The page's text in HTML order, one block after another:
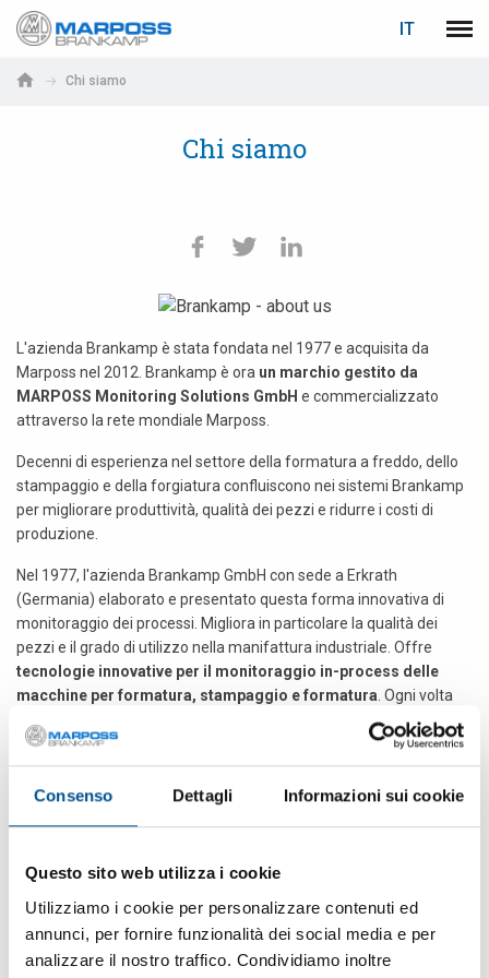
Consenso Dettagli Informazioni sui cookie
Questo sito web utilizza i cookie
Utilizziamo i cookie per personalizzare contenuti ed
annunci, per fornire funzionalità dei social media e per
analizzare il nostro traffico. Condividiamo inoltre
Marposs
IT
Menu
Chi siamo
Chi siamo
L'azienda Brankamp è stata fondata nel 1977 e acquisita da
Marposs nel 2012. Brankamp è ora un marchio gestito da
MARPOSS Monitoring Solutions GmbH e commercializzato
attraverso la rete mondiale Marposs.
Decenni di esperienza nel settore della formatura a freddo, dello
stampaggio e della forgiatura confluiscono nei sistemi Brankamp
per migliorare produttività, qualità dei pezzi e ridurre i costi di
produzione.
Nel 1977, l'azienda Brankamp GmbH con sede a Erkrath
(Germania) elaborato e presentato questa forma innovativa di
monitoraggio dei processi. Migliora in particolare la qualità dei
pezzi e il grado di utilizzo nella manifattura industriale. Offre
tecnologie innovative per il monitoraggio in-process delle
macchine per formatura, stampaggio e formatura . Ogni volta
che sono necessari strumenti di misurazione di alta qualità per la
manifattura industriale,
i sistemi Brankamp sono diventati parte
integrante delle operazioni di innumerevoli aziende. Essi
prevengono gli errori di processo e riducono i tempi di
di errori di processo, riducendo al minimo i danni alla macchina e
all'utensile.
Vi sono oltre 55.000 applicazioni Brankamp in uso in tutto il mondo
in diversi settori, in particolare in quello della lavorazione del
Italiano
Español
日本語 (Japanese)
中文 (Chinese)
한국어 (Korean)
LOGIN RECUPERA PASSWORD
Se non sei ancora registrato, fallo ora: è gratis! Clicca qui!